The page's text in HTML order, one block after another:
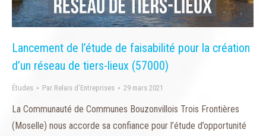
Lancement de l’étude de faisabilité pour la création
d’un réseau de tiers-lieux (57000)
Études Par Relais d'Entreprises 29 mars 2021
La Communauté de Communes Bouzonvillois Trois Frontières
(Moselle) nous accorde sa confiance pour l’étude d’opportunité